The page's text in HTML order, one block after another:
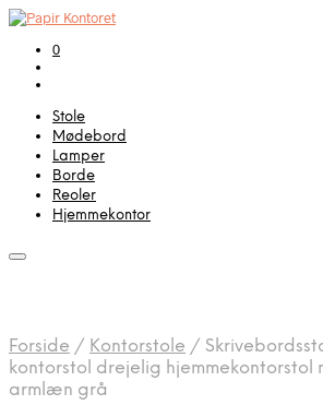
0
Stole
Mødebord
Lamper
Borde
Reoler
Hjemmekontor
Forside / Kontorstole /
kontorstol drejelig hjemmekontorstol
armlæn grå